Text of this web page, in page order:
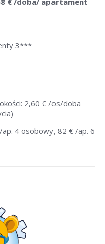
3***
2,60 € /os/doba
4 osobowy, 82 € /ap. 6